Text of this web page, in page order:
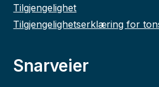
Tilgjengelighet
Tilgjengelighetserklæring for
Snarveier